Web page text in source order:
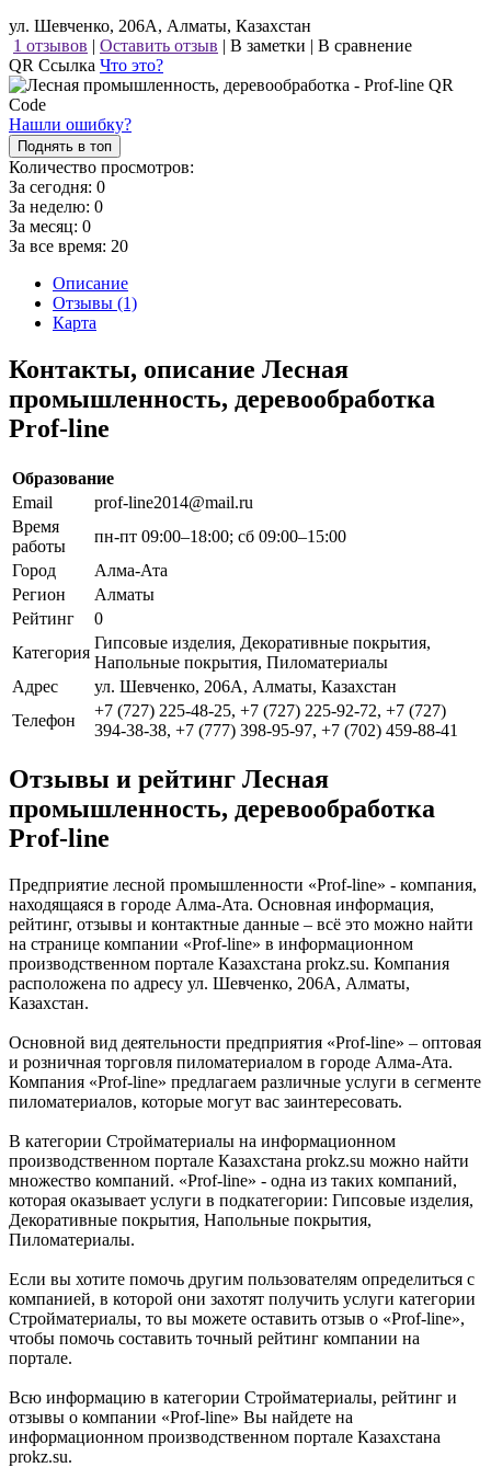
ул. Шевченко, 206А, Алматы, Казахстан
1 отзывов | Оставить отзыв | В заметки | В сравнение
QR Ссылка Что это?
Нашли ошибку?
Поднять в топ
Количество просмотров:
За сегодня: 0
За неделю: 0
За месяц: 0
За все время: 20
Описание
Отзывы (1)
Карта
Контакты, описание Лесная
промышленность, деревообработка
Prof-line
Образование
Email
prof-line2014@mail.ru
Время
работы
пн-пт 09:00–18:00; сб 09:00–15:00
Город
Алма-Ата
Регион
Алматы
Рейтинг
0
Категория
Гипсовые изделия, Декоративные покрытия,
Напольные покрытия, Пиломатериалы
Адрес
ул. Шевченко, 206А, Алматы, Казахстан
Телефон
+7 (727) 225-48-25, +7 (727) 225-92-72, +7 (727)
394-38-38, +7 (777) 398-95-97, +7 (702) 459-88-41
Отзывы и рейтинг Лесная
промышленность, деревообработка
Prof-line
Предприятие лесной промышленности «Prof-line» - компания,
находящаяся в городе Алма-Ата. Основная информация,
рейтинг, отзывы и контактные данные – всё это можно найти
на странице компании «Prof-line» в информационном
производственном портале Казахстана prokz.su. Компания
расположена по адресу ул. Шевченко, 206А, Алматы,
Казахстан.
Основной вид деятельности предприятия «Prof-line» – оптовая
и розничная торговля пиломатериалом в городе Алма-Ата.
Компания «Prof-line» предлагаем различные услуги в сегменте
пиломатериалов, которые могут вас заинтересовать.
В категории Стройматериалы на информационном
производственном портале Казахстана prokz.su можно найти
множество компаний. «Prof-line» - одна из таких компаний,
которая оказывает услуги в подкатегории: Гипсовые изделия,
Декоративные покрытия, Напольные покрытия,
Пиломатериалы.
Если вы хотите помочь другим пользователям определиться с
компанией, в которой они захотят получить услуги категории
Стройматериалы, то вы можете оставить отзыв о «Prof-line»,
чтобы помочь составить точный рейтинг компании на
портале.
Всю информацию в категории Стройматериалы, рейтинг и
отзывы о компании «Prof-line» Вы найдете на
информационном производственном портале Казахстана
prokz.su.